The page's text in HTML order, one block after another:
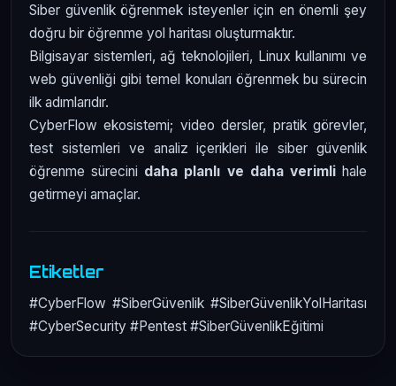
Siber güvenlik öğrenmek isteyenler için en önemli şey
doğru bir öğrenme yol haritası oluşturmaktır.
Bilgisayar sistemleri, ağ teknolojileri, Linux kullanımı ve
web güvenliği gibi temel konuları öğrenmek bu sürecin
ilk adımlarıdır.
CyberFlow ekosistemi; video dersler, pratik görevler,
test sistemleri ve analiz içerikleri ile siber güvenlik
öğrenme sürecini daha planlı ve daha verimlihale
getirmeyi amaçlar.
Etiketler
#CyberFlow #SiberGüvenlik #SiberGüvenlikYolHaritası
#CyberSecurity #Pentest #SiberGüvenlikEğitimi